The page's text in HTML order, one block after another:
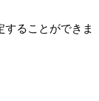
ることができま